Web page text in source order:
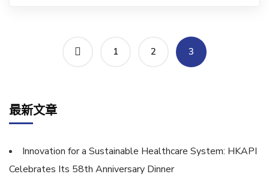
1 2 3
最新文章
Innovation for a Sustainable Healthcare System: HKAPI
Celebrates Its 58th Anniversary Dinner